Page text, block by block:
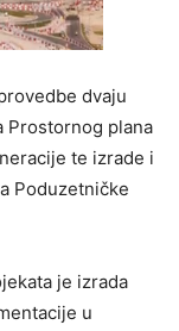
dvaju
Prostornog plana
te izrade i
Poduzetničke
je izrada
u